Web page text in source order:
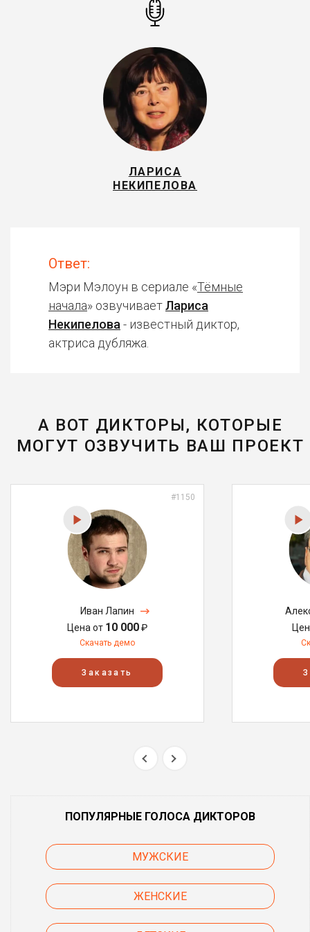
ЛАРИСА
НЕКИПЕЛОВА
Ответ:
Мэри Мэлоун в сериале «Тёмные
начала» озвучиваетЛариса
Некипелова - известный диктор,
актриса дубляжа.
А ВОТ ДИКТОРЫ, КОТОРЫЕ
МОГУТ ОЗВУЧИТЬ ВАШ ПРОЕКТ
#1150
Иван Лапин
Цена от 10 000₽
Скачать демо
Заказать
ПОПУЛЯРНЫЕ ГОЛОСА ДИКТОРОВ
МУЖСКИЕ
ЖЕНСКИЕ